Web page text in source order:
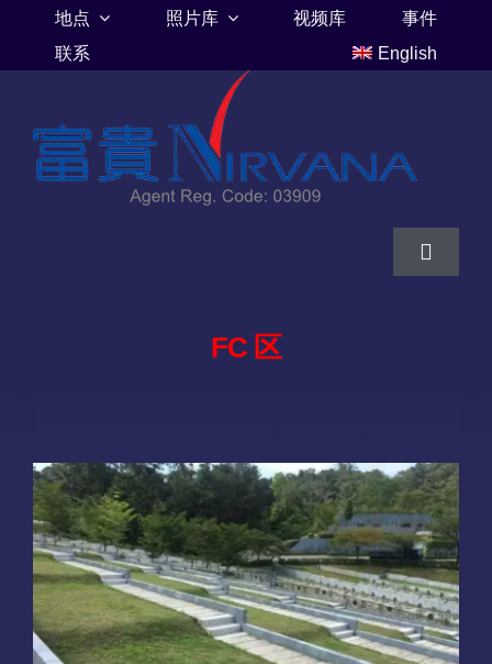
content
地点 照片库 视频库
事件
联系
English
Toggle
涅槃殡仪服务套餐
涅磐祖传平板电脑
FC 区
Burial Plots FC 区 Sungai Lembu, Bukit Mertajam